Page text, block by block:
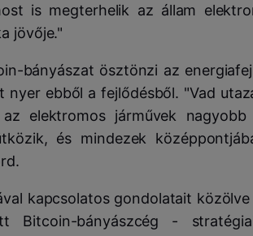
is megterhelik az állam
jövője."
bányászat ösztönzi az
nyer ebből a fejlődésből. "Vad
elektromos járművek
és mindezek
kapcsolatos gondolatait
Bitcoin-bányászcég -